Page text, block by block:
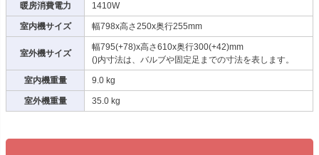
暖房消費電力 1410W
室内機サイズ 幅798x高さ250x奥行255mm
室外機サイズ
幅795(+78)x高さ610x奥行300(+42)mm
()内寸法は、バルブや固定足までの寸法を表します。
室内機重量 9.0 kg
室外機重量 35.0 kg